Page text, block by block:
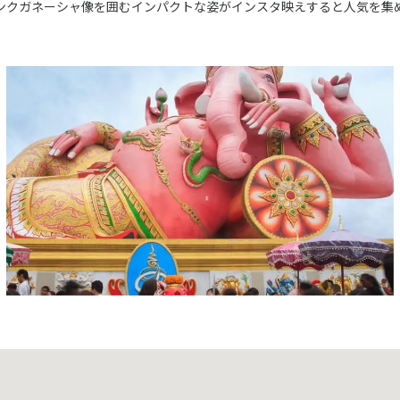
クガネーシャ像を囲むインパクトな姿がインスタ映えすると人気を集